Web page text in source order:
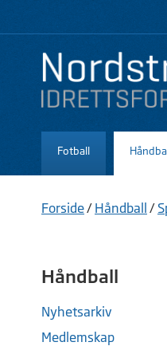
Fotball
Forside/ Håndball /
Håndball
Nyhetsarkiv
Medlemskap